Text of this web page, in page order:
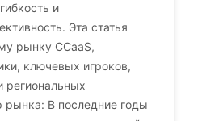
и
Эта статья
рынку CCaaS,
ключевых игроков,
региональных
рынка: В последние годы